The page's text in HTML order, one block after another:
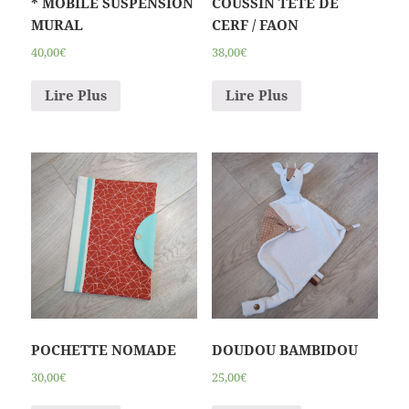
MURAL
40,00€
Lire Plus
CERF / FAON
38,00€
Lire Plus
POCHETTE NOMADE
30,00€
DOUDOU BAMBIDOU
25,00€